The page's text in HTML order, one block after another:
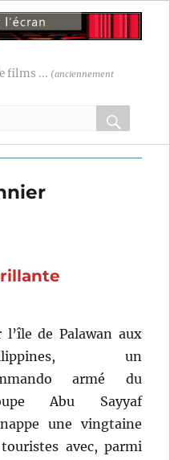
films ... (anciennement
OK
l’île de Palawan aux
un
armé du
Abu Sayyaf
une vingtaine
avec, parmi